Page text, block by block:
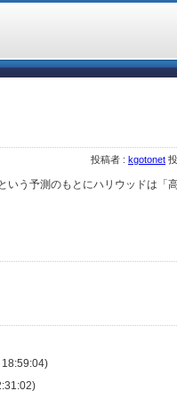
投稿者 : kgotonet
う予測のもとにハリウッドは「